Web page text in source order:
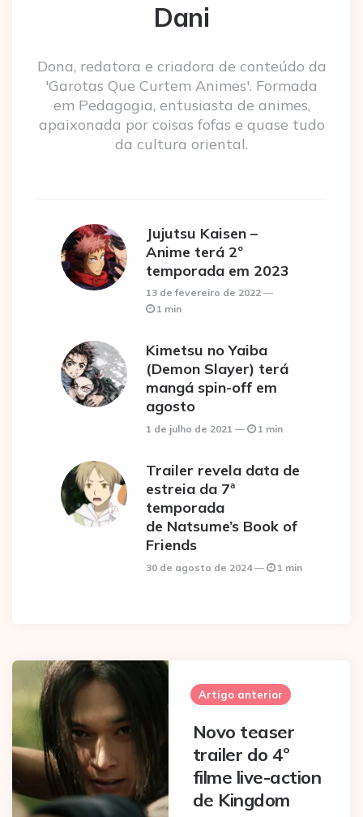
Dani
Dona, redatora e criadora de conteúdo da
'Garotas Que Curtem Animes'. Formada
em Pedagogia, entusiasta de animes,
apaixonada por coisas fofas e quase tudo
da cultura oriental.
Jujutsu Kaisen –
Anime terá 2º
temporada em 2023
13 de fevereiro de 2022
1 min
Kimetsu no Yaiba
(Demon Slayer) terá
mangá spin-off em
agosto
1 de julho de 2021 1 min
Trailer revela data de
estreia da 7ª
temporada
de Natsume’s Book of
Friends
30 de agosto de 2024 1 min
Post
navigation
Artigo anterior
Novo teaser
trailer do 4º
filme live-action
de Kingdom